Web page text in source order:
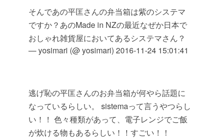
そんであの平匡さんの弁当箱は紫のシステマ
ですか？あのMade in NZの最近なぜか日本で
おしゃれ雑貨屋においてあるシステマさん？
— yosimari (@ yosimari) 2016-11-24 15:01:41
逃げ恥の平匡さんのお弁当箱が何やら話題に
なっているらしい。 sistemaって言うやつらし
い！！ 色々種類があって、電子レンジでご飯
が炊ける物もあるらしい！！すごい！！